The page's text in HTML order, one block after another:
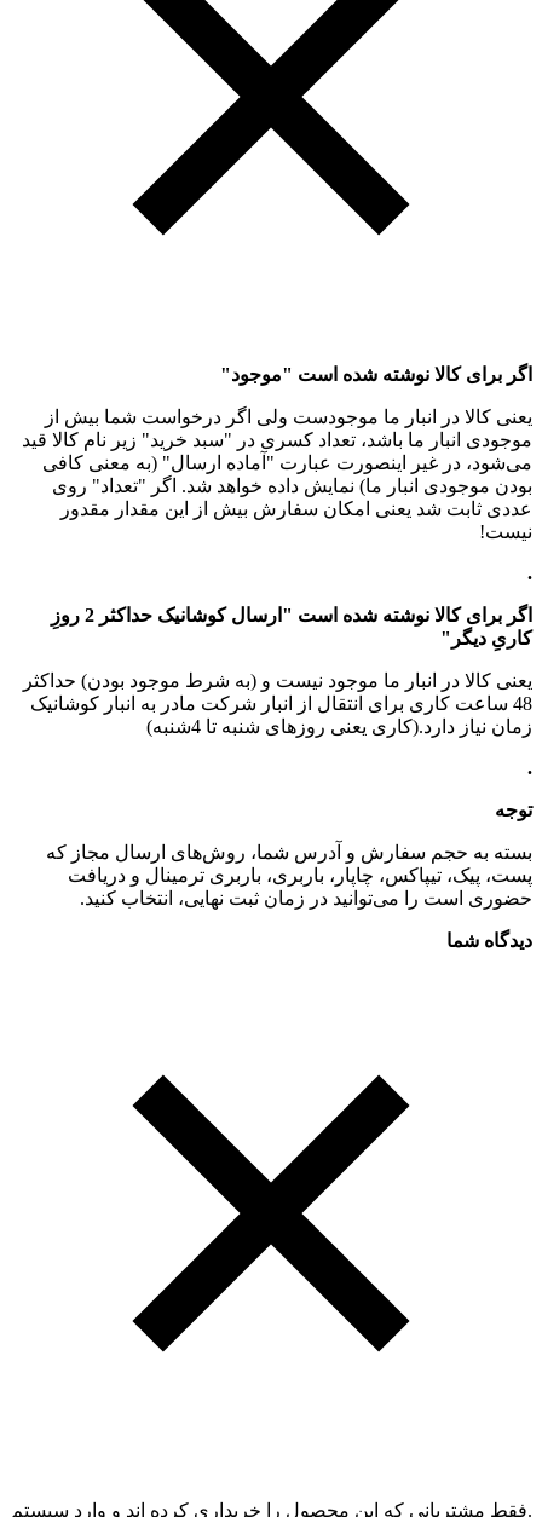
اگر برای کالا نوشته شده است "موجود"
یعنی کالا در انبار ما موجودست ولی اگر درخواست شما بیش از
موجودی انبار ما باشد، تعداد کسری در "سبد خرید" زیر نام کالا قید
می‌شود، در غیر اینصورت عبارت "آماده ارسال" (به معنی کافی
بودن موجودی انبار ما) نمایش داده خواهد شد. اگر "تعداد" روی
عددی ثابت شد یعنی امکان سفارش بیش از این مقدار مقدور
نیست!
.
اگر برای کالا نوشته شده است "ارسال کوشانیک حداکثر 2 روزِ
کاریِ دیگر"
یعنی کالا در انبار ما موجود نیست و (به شرط موجود بودن) حداکثر
48 ساعت کاری برای انتقال از انبار شرکت مادر به انبار کوشانیک
زمان نیاز دارد.(کاری یعنی روزهای شنبه تا 4شنبه)
.
توجه
بسته به حجم سفارش و آدرس شما، روش‌های ارسال مجاز که
پست، پیک، تیپاکس، چاپار، باربری، باربری ترمینال و دریافت
حضوری است را می‌توانید در زمان ثبت نهایی، انتخاب کنید.
دیدگاه شما
.فقط مشتریانی که این محصول را خریداری کرده اند و وارد سیستم